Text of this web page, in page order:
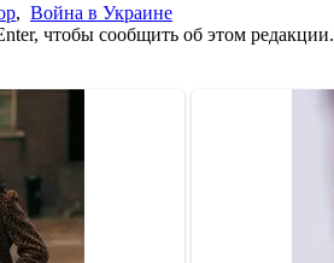
, Война в Украине
чтобы сообщить об этом редакции.